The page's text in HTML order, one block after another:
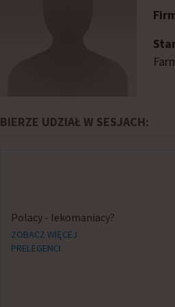
BIERZE UDZIAŁ W SESJACH:
Polacy - lekomaniacy?
ZOBACZ WIĘCEJ
PRELEGENCI